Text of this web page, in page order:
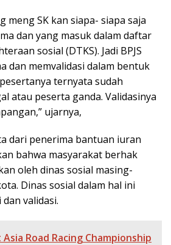
meng SK kan siapa- siapa saja
dan yang masuk dalam daftar
sosial (DTKS). Jadi BPJS
dan memvalidasi dalam bentuk
ternyata sudah
atau peserta ganda. Validasinya
ujarnya,
dari penerima bantuan iuran
bahwa masyarakat berhak
oleh dinas sosial masing-
Dinas sosial dalam hal ini
validasi.
Asia Road Racing Championship